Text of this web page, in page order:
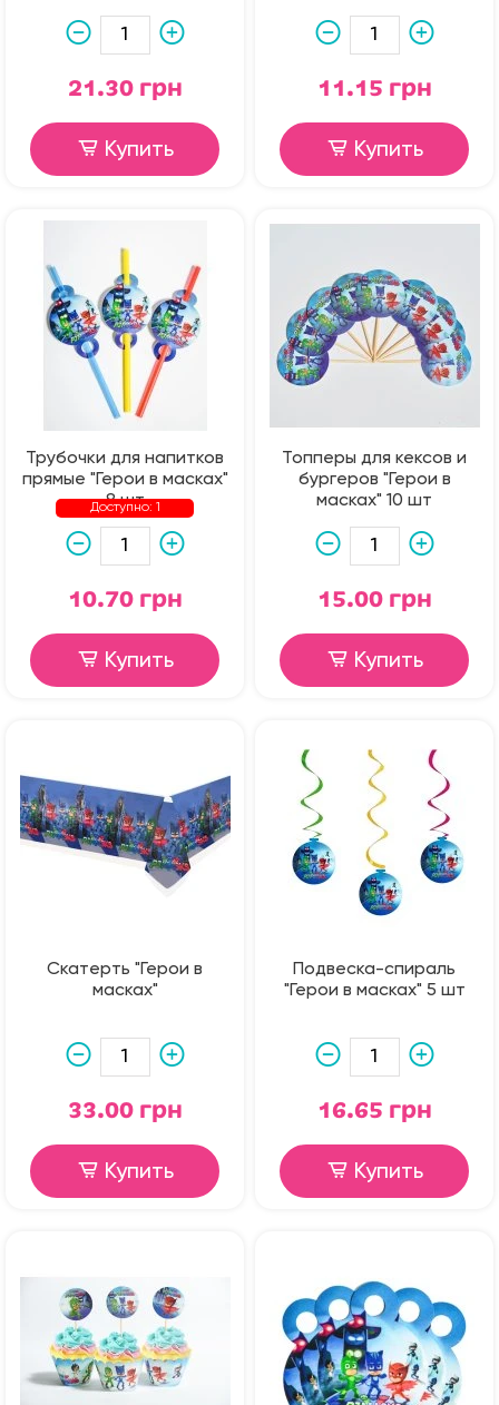
21.30 грн
Купить
11.15 грн
Купить
Трубочки для напитков
прямые "Герои в масках"
8 шт
Доступно: 1
10.70 грн
Купить
Топперы для кексов и
бургеров "Герои в
масках" 10 шт
15.00 грн
Купить
Скатерть "Герои в
масках"
33.00 грн
Купить
Подвеска-спираль
"Герои в масках" 5 шт
16.65 грн
Купить